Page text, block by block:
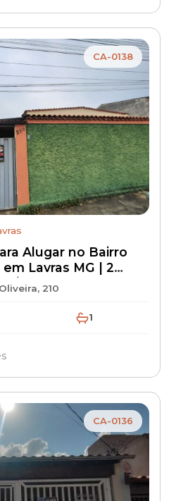
CA-0138
Alugar no Bairro
Lavras MG | 2
1.400 + IPTU +
para Locação
210
1
CA-0136